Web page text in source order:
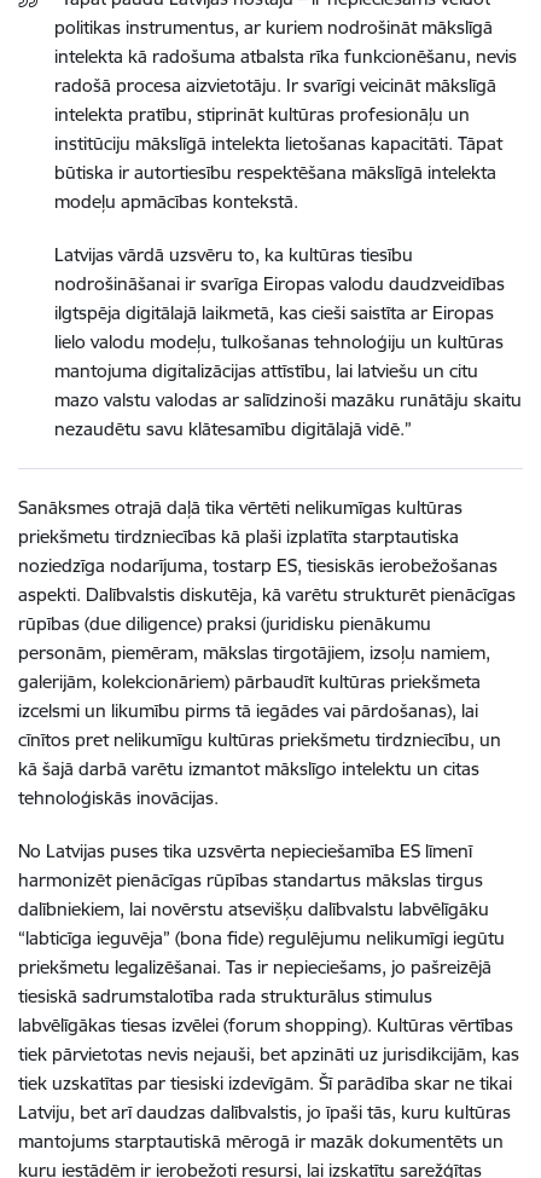
politikas instrumentus, ar kuriem nodrošināt mākslīgā
intelekta kā radošuma atbalsta rīka funkcionēšanu, nevis
radošā procesa aizvietotāju. Ir svarīgi veicināt mākslīgā
intelekta pratību, stiprināt kultūras profesionāļu un
institūciju mākslīgā intelekta lietošanas kapacitāti. Tāpat
būtiska ir autortiesību respektēšana mākslīgā intelekta
modeļu apmācības kontekstā.
Latvijas vārdā uzsvēru to, ka kultūras tiesību
nodrošināšanai ir svarīga Eiropas valodu daudzveidības
ilgtspēja digitālajā laikmetā, kas cieši saistīta ar Eiropas
lielo valodu modeļu, tulkošanas tehnoloģiju un kultūras
mantojuma digitalizācijas attīstību, lai latviešu un citu
mazo valstu valodas ar salīdzinoši mazāku runātāju skaitu
nezaudētu savu klātesamību digitālajā vidē.”
Sanāksmes otrajā daļā tika vērtēti nelikumīgas kultūras
priekšmetu tirdzniecības kā plaši izplatīta starptautiska
noziedzīga nodarījuma, tostarp ES, tiesiskās ierobežošanas
aspekti. Dalībvalstis diskutēja, kā varētu strukturēt pienācīgas
rūpības (due diligence) praksi (juridisku pienākumu
personām, piemēram, mākslas tirgotājiem, izsoļu namiem,
galerijām, kolekcionāriem) pārbaudīt kultūras priekšmeta
izcelsmi un likumību pirms tā iegādes vai pārdošanas), lai
cīnītos pret nelikumīgu kultūras priekšmetu tirdzniecību, un
kā šajā darbā varētu izmantot mākslīgo intelektu un citas
tehnoloģiskās inovācijas.
No Latvijas puses tika uzsvērta nepieciešamība ES līmenī
harmonizēt pienācīgas rūpības standartus mākslas tirgus
dalībniekiem, lai novērstu atsevišķu dalībvalstu labvēlīgāku
“labticīga ieguvēja” (bona fide) regulējumu nelikumīgi iegūtu
priekšmetu legalizēšanai. Tas ir nepieciešams, jo pašreizējā
tiesiskā sadrumstalotība rada strukturālus stimulus
labvēlīgākas tiesas izvēlei (forum shopping). Kultūras vērtības
tiek pārvietotas nevis nejauši, bet apzināti uz jurisdikcijām, kas
tiek uzskatītas par tiesiski izdevīgām. Šī parādība skar ne tikai
Latviju, bet arī daudzas dalībvalstis, jo īpaši tās, kuru kultūras
mantojums starptautiskā mērogā ir mazāk dokumentēts un
kuru iestādēm ir ierobežoti resursi, lai izskatītu sarežģītas